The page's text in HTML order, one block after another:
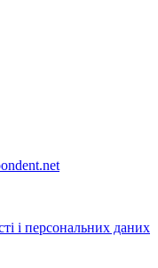
і персональних даних